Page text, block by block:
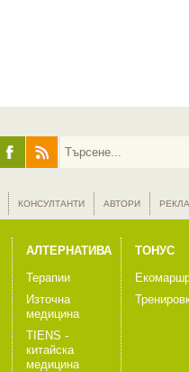
КОНСУЛТАНТИ АВТОРИ
АЛТЕРНАТИВА
Терапии
Източна
медицина
TIENS -
китайска
медицина
ТОНУС